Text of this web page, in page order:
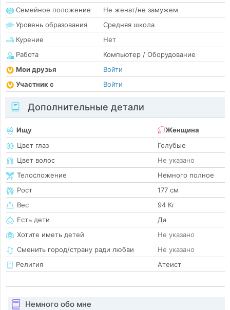
Семейное положение
Не женат/не замужем
Уровень образования
Средняя школа
Курение
Нет
Работа
Компьютер / Оборудование
Мои друзья
Войти
Участник с
Войти
Дополнительные детали
Ищу
Женщина
Цвет глаз
Голубые
Цвет волос
Не указано
Телосложение
Немного полное
Рост
177 см
Вес
94 Кг
Есть дети
Да
Хотите иметь детей
Не указано
Сменить город/страну ради любви
Не указано
Религия
Атеист
Немного обо мне